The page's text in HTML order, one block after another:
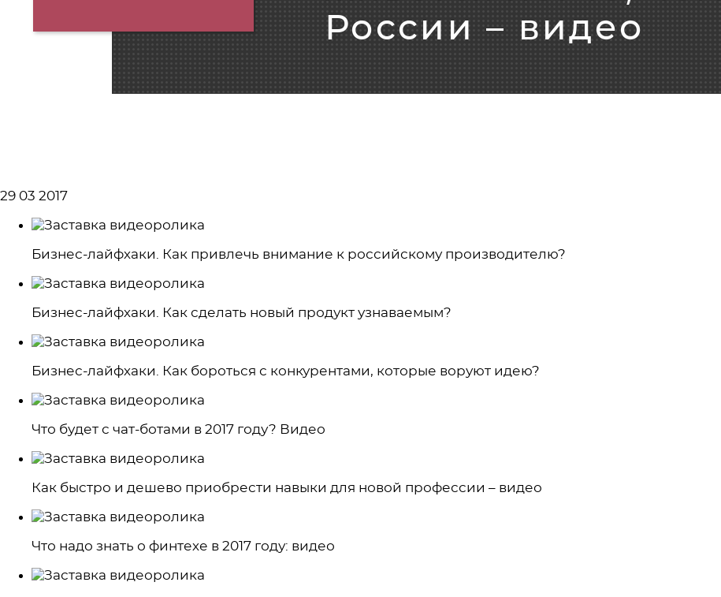
России – видео
Список видеолекций
29 03 2017
Бизнес-лайфхаки. Как привлечь внимание к российскому производителю?
Бизнес-лайфхаки. Как сделать новый продукт узнаваемым?
Бизнес-лайфхаки. Как бороться с конкурентами, которые воруют идею?
Что будет с чат-ботами в 2017 году? Видео
Как быстро и дешево приобрести навыки для новой профессии – видео
Что надо знать о финтехе в 2017 году: видео